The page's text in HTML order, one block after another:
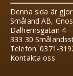
Denna sida är
Småland AB,
Dalhemsgatan 4
333 30
Telefon: 0371-
Kontakta oss